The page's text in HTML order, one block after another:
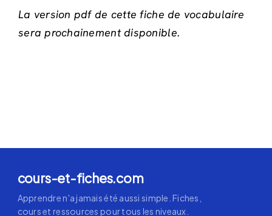
La version pdf de cette fiche de vocabulaire
sera prochainement disponible.
cours-et-fiches.com
Apprendre n'a jamais été aussi simple. Fiches,
cours et ressources pour tous les niveaux.